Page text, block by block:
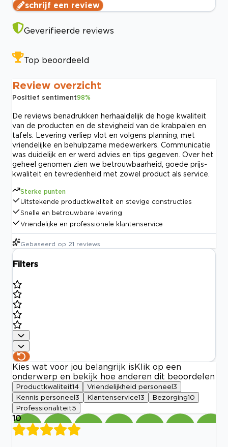
schrijf een review
Geverifieerde reviews
Top beoordeeld
Review overzicht
Positief sentiment98%
De reviews benadrukken herhaaldelijk de hoge kwaliteit
van de producten en de stevigheid van de krabpalen en
tafels. Levering verliep vlot en volgens planning, met
vriendelijke en behulpzame medewerkers. Communicatie
was duidelijk en er werd advies en tips gegeven. Over het
geheel genomen zien we betrouwbaarheid, goede prijs-
kwaliteit en tevredenheid met zowel product als service.
Sterke punten
Uitstekende productkwaliteit en stevige constructies
Snelle en betrouwbare levering
Vriendelijke en professionele klantenservice
Gebaseerd op 21 reviews
Filters
Kies wat voor jou belangrijk is Klik op een
onderwerp en bekijk hoe anderen dit beoordelen
Productkwaliteit14 Vriendelijkheid personeel 3
Kennis personeel 3 Klantenservice13 Bezorging10
Professionaliteit5
10